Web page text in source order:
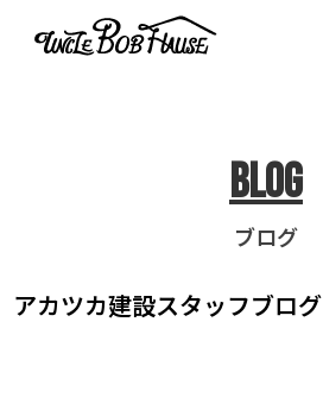
Blog
ブログ
アカツカ建設スタッフブログ